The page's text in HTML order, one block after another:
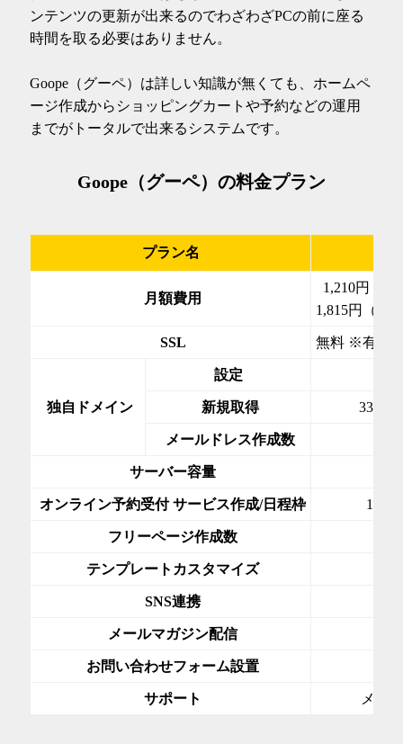
ンテンツの更新が出来るのでわざわざPCの前に座る
時間を取る必要はありません。
Goope（グーペ）は詳しい知識が無くても、ホームペ
ージ作成からショッピングカートや予約などの運用
までがトータルで出来るシステムです。
Goope（グーペ）の料金プラン
プラン名
月額費用
1,210円（
1,815円（1/
SSL 無料 ※有料
独自ドメイン
設定
新規取得
メールドレス作成数
サーバー容量
オンライン予約受付 サービス作成/日程枠 10件/
フリーページ作成数
テンプレートカスタマイズ
SNS連携
メールマガジン配信
お問い合わせフォーム設置
サポート メー